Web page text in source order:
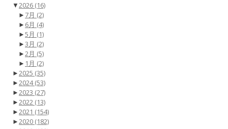
▼2026 (16)
► 7月 (2)
► 6月 (4)
►5月 (1)
►3月 (2)
►2月 (5)
► 1月 (2)
►2025 (35)
►2024(53)
►2023 (27)
►2022 (13)
►2021 (154)
►2020 (182)